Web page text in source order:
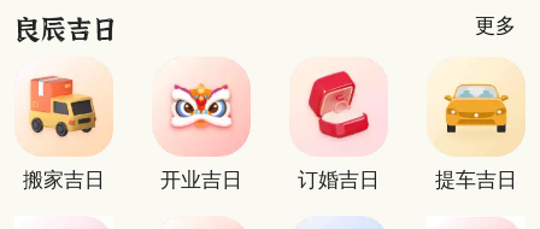
更多
搬家吉日 开业吉日 订婚吉日 提车吉日